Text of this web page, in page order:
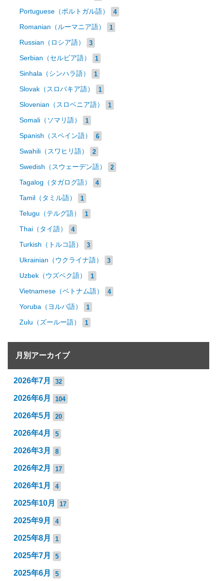
Portuguese（ポルトガル語） 4
Romanian（ルーマニア語） 1
Russian（ロシア語） 3
Serbian（セルビア語） 1
Sinhala（シンハラ語） 1
Slovak（スロバキア語） 1
Slovenian（スロベニア語） 1
Somali（ソマリ語） 1
Spanish（スペイン語） 6
Swahili（スワヒリ語） 2
Swedish（スウェーデン語） 2
Tagalog（タガログ語） 4
Tamil（タミル語） 1
Telugu（テルグ語） 1
Thai（タイ語） 4
Turkish（トルコ語） 3
Ukrainian（ウクライナ語） 3
Uzbek（ウズベク語） 1
Vietnamese（ベトナム語） 4
Yoruba（ヨルバ語） 1
Zulu（ズールー語） 1
月別アーカイブ
2026年7月 32
2026年6月 104
2026年5月 20
2026年4月 5
2026年3月 8
2026年2月 17
2026年1月 4
2025年10月 17
2025年9月 4
2025年8月 1
2025年7月 5
2025年6月 5